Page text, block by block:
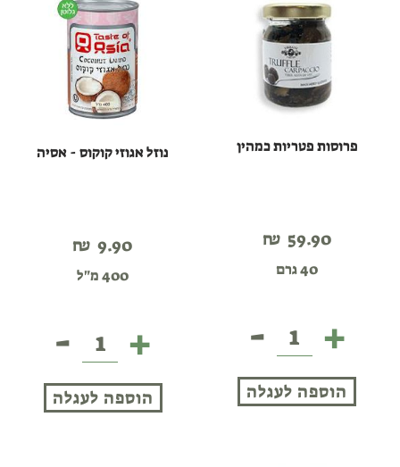
פרוסות פטריות כמהין
₪ 59.90
40 גרם
+
פרוסות
פטריות-
הוספה לעגלה
נוזל אגוזי קוקוס - אסיה
₪ 9.90
400 מ"ל
+
נוזל
אגוזי
-
אסיה
-
הוספה לעגלה